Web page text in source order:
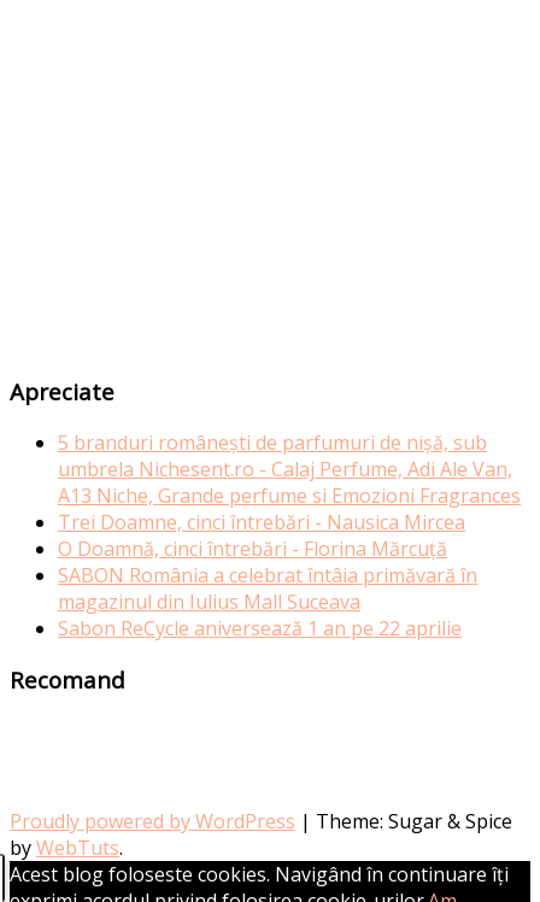
Apreciate
5 branduri românești de parfumuri de nișă, sub
umbrela Nichesent.ro - Calaj Perfume, Adi Ale Van,
A13 Niche, Grande perfume si Emozioni Fragrances
Trei Doamne, cinci întrebări - Nausica Mircea
O Doamnă, cinci întrebări - Florina Mărcuță
SABON România a celebrat întâia primăvară în
magazinul din Iulius Mall Suceava
Sabon ReCycle aniversează 1 an pe 22 aprilie
Recomand
Proudly powered by WordPress | Theme: Sugar & Spice
byWebTuts.
Acest blog foloseste cookies. Navigând în continuare îți